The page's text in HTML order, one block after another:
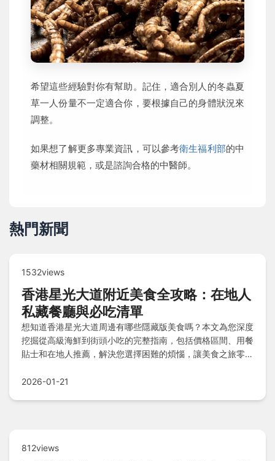
希望這些經驗對你有幫助。記住，適合別人的冬蟲夏
草一人份量不一定適合你，要根據自己的身體狀況來
調整。
如果想了解更多專業資訊，可以參考衛生福利部的中
藥材相關規範，或是諮詢合格的中醫師。
熱門新聞
1532views
香港星光大道附近美食全攻略：在地人
私藏餐廳與必吃清單
想知道香港星光大道周邊有哪些隱藏版美食嗎？本文為您深度
挖掘從高級海鮮到街頭小吃的完整指南，包括價格區間、用餐
貼士和在地人推薦，解決您選擇困難的煩惱，讓美食之旅零失
2026-01-21
812views